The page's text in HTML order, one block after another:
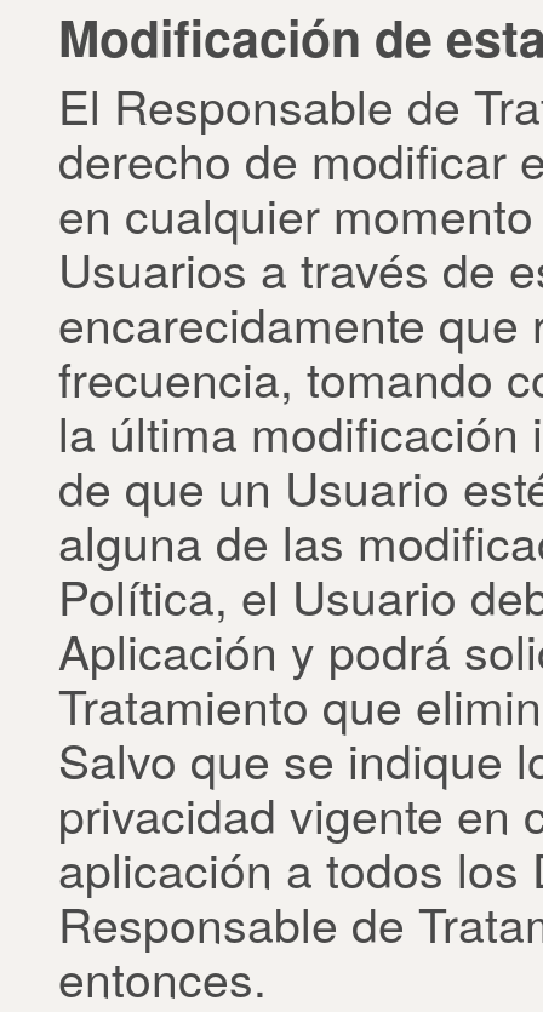
Modificación de
El Responsable de
derecho de modificar
en cualquier
Usuarios a través de
encarecidamente
frecuencia, tomando
la última
de que un Usuario
alguna de las
Política, el Usuario
Aplicación y podrá
Tratamiento que
Salvo que se indique
privacidad vigente en
aplicación a todos los
Responsable de
entonces.